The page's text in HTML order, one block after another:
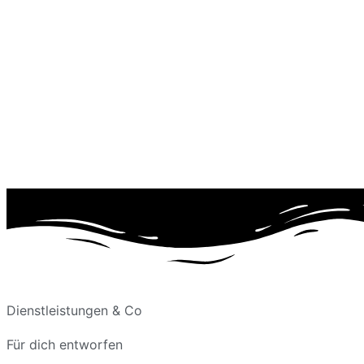
Dienstleistungen & Co
Für dich entworfen